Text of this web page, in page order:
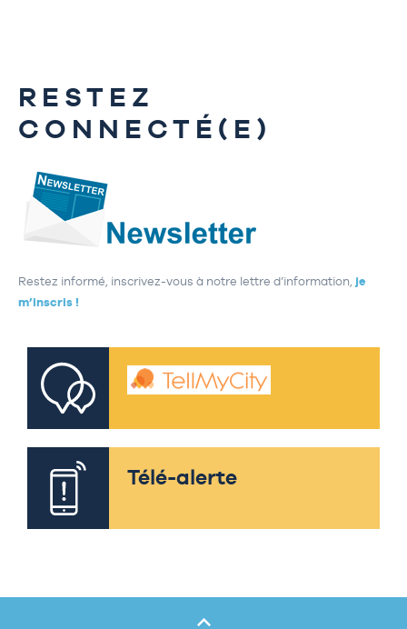
RESTEZ
CONNECTÉ(E)
Restez informé, inscrivez-vous à notre lettre d’information, je
m’inscris !
Télé-alerte